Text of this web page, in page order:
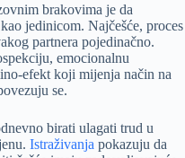
brakovima je da
jedinicom. Najčešće, proces
partnera pojedinačno.
emocionalnu
efekt koji mijenja način na
se.
birati ulagati trud u
Istraživanja pokazuju da